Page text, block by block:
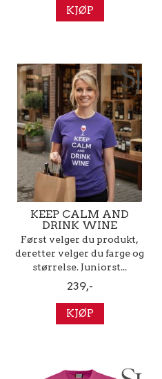
KJØP
KEEP CALM AND
DRINK WINE
Først velger du produkt,
deretter velger du farge og
størrelse. Juniorst...
239,-
KJØP